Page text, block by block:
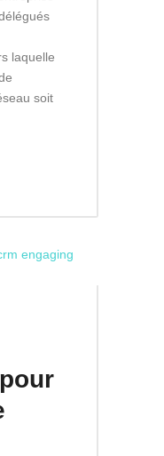
laquelle
soit